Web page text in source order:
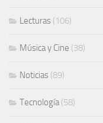
Lecturas (106)
Música y Cine (38)
Noticias (89)
Tecnología(58)